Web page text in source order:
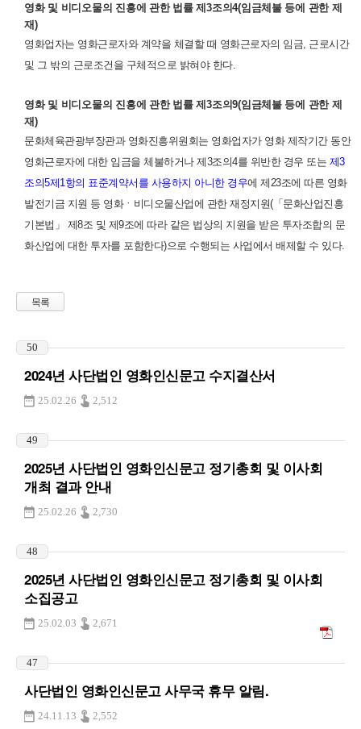
영화 및 비디오물의 진흥에 관한 법률 제3조의4(임금체불 등에 관한 제
재)
영화업자는 영화근로자와 계약을 체결할 때 영화근로자의 임금, 근로시간
및 그 밖의 근로조건을 구체적으로 밝혀야 한다.
영화 및 비디오물의 진흥에 관한 법률 제3조의9(임금체불 등에 관한 제
재)
문화체육관광부장관과 영화진흥위원회는 영화업자가 영화 제작기간 동안
영화근로자에 대한 임금을 체불하거나 제3조의4를 위반한 경우 또는 제3
조의5제1항의 표준계약서를 사용하지 아니한 경우에 제23조에 따른 영화
발전기금 지원 등 영화ㆍ비디오물산업에 관한 재정지원(「문화산업진흥
기본법」 제8조 및 제9조에 따라 같은 법상의 지원을 받은 투자조합의 문
화산업에 대한 투자를 포함한다)으로 수행되는 사업에서 배제할 수 있다.
목록
50
2024년 사단법인 영화인신문고 수지결산서
25.02.26 2,512
49
2025년 사단법인 영화인신문고 정기총회 및 이사회
개최 결과 안내
25.02.26 2,730
48
2025년 사단법인 영화인신문고 정기총회 및 이사회
소집공고
25.02.03 2,671
47
사단법인 영화인신문고 사무국 휴무 알림.
24.11.13 2,552